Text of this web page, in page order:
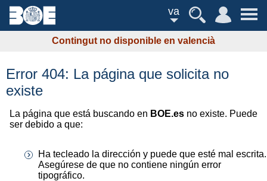
va
Contingut no disponible en valencià
Error 404: La página que solicita no
existe
La página que está buscando en BOE.es no existe. Puede
ser debido a que:
Ha tecleado la dirección y puede que esté mal escrita.
Asegúrese de que no contiene ningún error
tipográfico.